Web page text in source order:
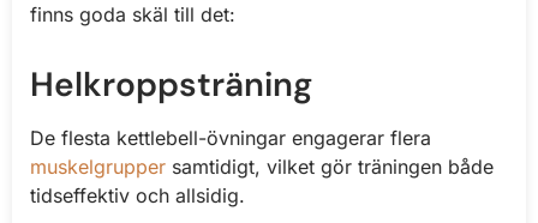
finns goda skäl till det:
Helkroppsträning
De flesta kettlebell-övningar engagerar flera
muskelgrupper samtidigt, vilket gör träningen både
tidseffektiv och allsidig.